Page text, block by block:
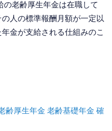
老齢厚生年金は在職して
人の標準報酬月額が一定以
金が支給される仕組みのこ
齢厚生年金 老齢基礎年金 確